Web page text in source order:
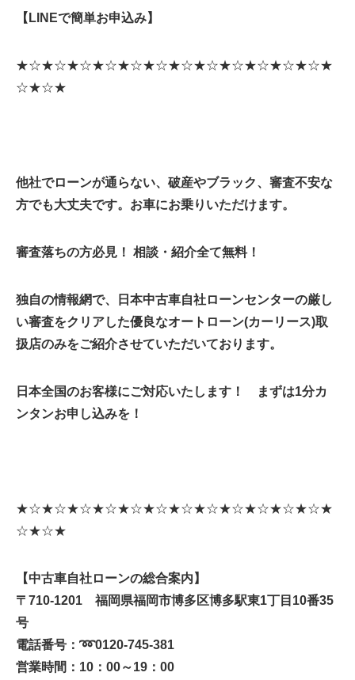
【LINEで簡単お申込み】
★☆★☆★☆★☆★☆★☆★☆★☆★☆★☆★☆★☆★
☆★☆★
他社でローンが通らない、破産やブラック、審査不安な
方でも大丈夫です。お車にお乗りいただけます。
審査落ちの方必見！ 相談・紹介全て無料！
独自の情報網で、日本中古車自社ローンセンターの厳し
い審査をクリアした優良なオートローン(カーリース)取
扱店のみをご紹介させていただいております。
日本全国のお客様にご対応いたします！ まずは1分カ
ンタンお申し込みを！
★☆★☆★☆★☆★☆★☆★☆★☆★☆★☆★☆★☆★
☆★☆★
【中古車自社ローンの総合案内】
〒710-1201 福岡県福岡市博多区博多駅東1丁目10番35
号
電話番号： ➿0120-745-381
営業時間：10：00～19：00